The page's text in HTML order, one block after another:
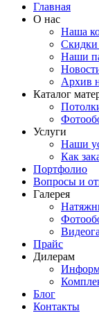
Главная
О нас
Наша
Наши
Архив
Каталог
Услуги
Наши
Как
Портфолио
Вопросы и
Галерея
Прайс
Дилерам
Блог
Контакты